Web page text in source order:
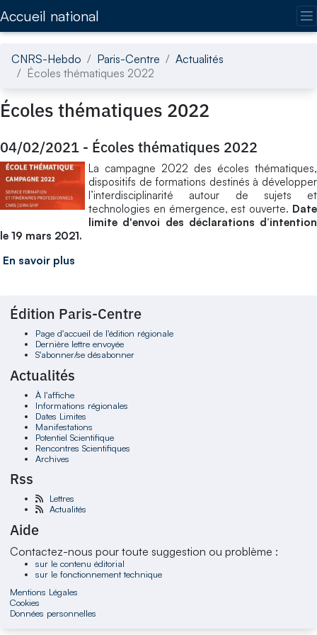
Accueil national
CNRS-Hebdo Paris-Centre
Actualités
Écoles thématiques 2022
Écoles thématiques 2022
04/02/2021 - Écoles thématiques 2022
La campagne 2022 des écoles thématiques,
dispositifs de formations destinés à développer
l’interdisciplinarité autour de sujets et
technologies en émergence, est ouverte. Date
limite d'envoi des déclarations d’intention
le 19 mars 2021.
En savoir plus
Édition Paris-Centre
Page d'accueil de l'édition régionale
Dernière lettre envoyée
S'abonner/se désabonner
Actualités
À l'affiche
Informations régionales
Dates Limites
Manifestations
Potentiel Scientifique
Rencontres Scientifiques
Archives
Rss
Lettres
Actualités
Aide
Contactez-nous pour toute suggestion ou problème :
sur le contenu éditorial
sur le fonctionnement technique
Mentions Légales
Cookies
Données personnelles